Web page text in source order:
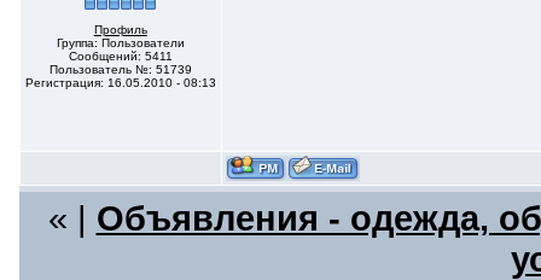
Профиль
Группа: Пользователи
Сообщений: 5411
Пользователь №: 51739
Регистрация: 16.05.2010 - 08:13
« | Объявления - одежда,